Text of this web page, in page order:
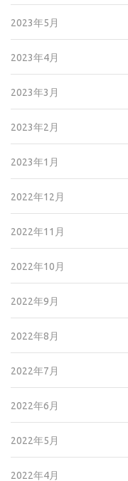
2023年5月
2023年4月
2023年3月
2023年2月
2023年1月
2022年12月
2022年11月
2022年10月
2022年9月
2022年8月
2022年7月
2022年6月
2022年5月
2022年4月